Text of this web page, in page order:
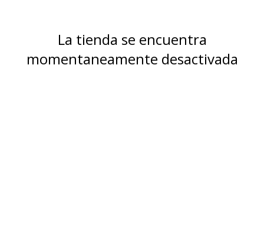
La tienda se encuentra
momentaneamente desactivada